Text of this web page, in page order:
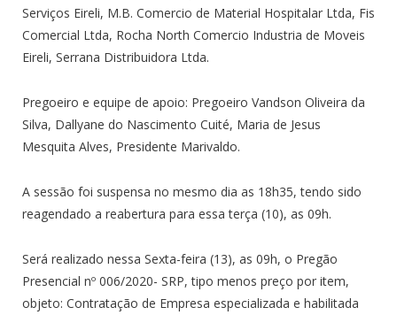
Serviços Eireli, M.B. Comercio de Material Hospitalar Ltda, Fis
Comercial Ltda, Rocha North Comercio Industria de Moveis
Eireli, Serrana Distribuidora Ltda.
Pregoeiro e equipe de apoio: Pregoeiro Vandson Oliveira da
Silva, Dallyane do Nascimento Cuité, Maria de Jesus
Mesquita Alves, Presidente Marivaldo.
A sessão foi suspensa no mesmo dia as 18h35, tendo sido
reagendado a reabertura para essa terça (10), as 09h.
Será realizado nessa Sexta-feira (13), as 09h, o Pregão
Presencial nº 006/2020- SRP, tipo menos preço por item,
objeto: Contratação de Empresa especializada e habilitada